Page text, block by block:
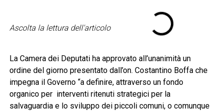
Ascolta la lettura dell'articolo
La Camera dei Deputati ha approvato all’unanimità un
ordine del giorno presentato dall’on. Costantino Boffa che
impegna il Governo “a definire, attraverso un fondo
organico per interventi ritenuti strategici per la
salvaguardia e lo sviluppo dei piccoli comuni, o comunque